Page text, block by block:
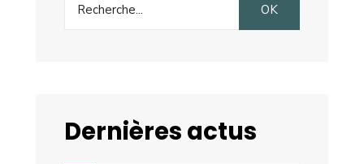
for:
OK
Dernières actus